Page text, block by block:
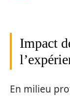
Impact
En milieu